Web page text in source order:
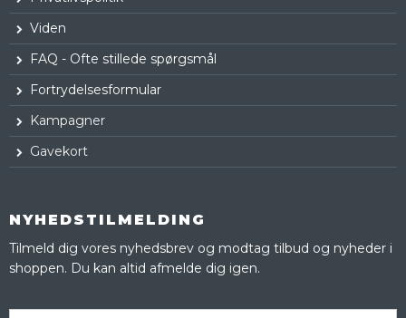
Viden
FAQ - Ofte stillede spørgsmål
Fortrydelsesformular
Kampagner
Gavekort
NYHEDSTILMELDING
Tilmeld dig vores nyhedsbrev og modtag tilbud og nyheder i
shoppen. Du kan altid afmelde dig igen.